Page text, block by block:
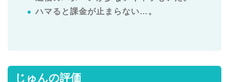
ハマると課金が止まらない…。
じゅんの評価